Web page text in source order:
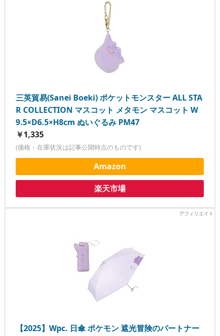
三英貿易(Sanei Boeki) ポケットモンスター ALL STA
R COLLECTION マスコット メタモン マスコット W
9.5×D6.5×H8cm ぬいぐるみ PM47
￥1,335
(価格・在庫状況は記事公開時点のものです)
Amazon
楽天市場
【2025】Wpc. 日傘 ポケモン 遮光冒険のパートナー